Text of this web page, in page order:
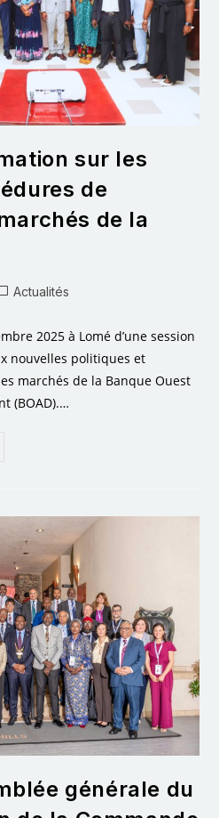
sur les
de
de la
Actualités
2025 à Lomé d’une session
nouvelles politiques et
marchés de la Banque Ouest
(BOAD).…
générale du